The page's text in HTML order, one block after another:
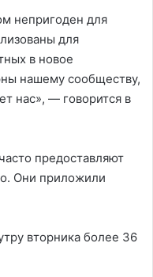
непригоден для
для
в новое
нашему сообществу,
нас», — говорится в
предоставляют
Они приложили
вторника более 36